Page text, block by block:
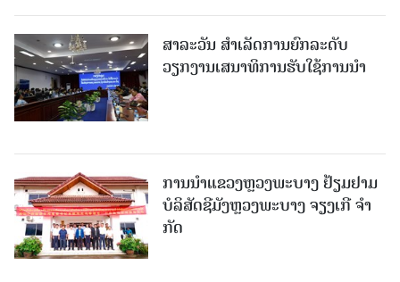
ສາລະວັນ ສໍາເລັດການຍົກລະດັບ
ວຽກງານເສນາທິການຮັບໃຊ້ການນໍາ
ການນຳແຂວງຫຼວງພະບາງ ຢ້ຽມ​ຢາມ
ບໍ​ລິ​ສັດຊີມັງຫຼວງພະບາງ ຈຽງເກີ ຈໍາ
ກັດ